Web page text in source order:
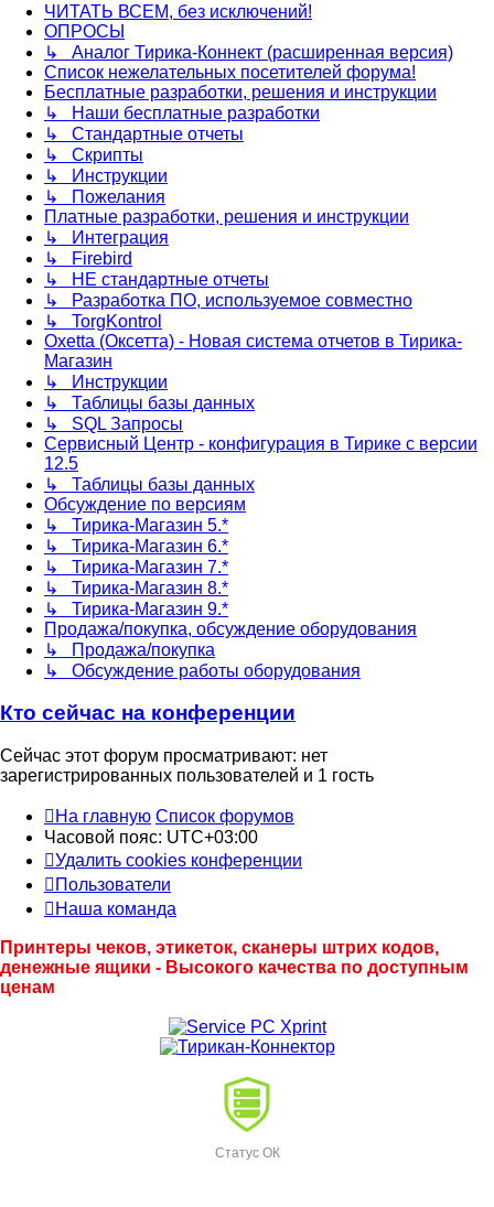
ЧИТАТЬ ВСЕМ, без исключений!
ОПРОСЫ
↳ Аналог Тирика-Коннект (расширенная версия)
Список нежелательных посетителей форума!
Бесплатные разработки, решения и инструкции
↳ Наши бесплатные разработки
↳ Стандартные отчеты
↳ Скрипты
↳ Инструкции
↳ Пожелания
Платные разработки, решения и инструкции
↳ Интеграция
↳ Firebird
↳ НЕ стандартные отчеты
↳ Разработка ПО, используемое совместно
↳ TorgKontrol
Oxetta (Оксетта) - Новая система отчетов в Тирика-
Магазин
↳ Инструкции
↳ Таблицы базы данных
↳ SQL Запросы
Сервисный Центр - конфигурация в Тирике с версии
12.5
↳ Таблицы базы данных
Обсуждение по версиям
↳ Тирика-Магазин 5.*
↳ Тирика-Магазин 6.*
↳ Тирика-Магазин 7.*
↳ Тирика-Магазин 8.*
↳ Тирика-Магазин 9.*
Продажа/покупка, обсуждение оборудования
↳ Продажа/покупка
↳ Обсуждение работы оборудования
Кто сейчас на конференции
Сейчас этот форум просматривают: нет
зарегистрированных пользователей и 1 гость
На главную Список форумов
Часовой пояс: UTC+03:00
Удалить cookies конференции
Пользователи
Наша команда
Принтеры чеков, этикеток, сканеры штрих кодов,
денежные ящики - Высокого качества по доступным
ценам
Статус ОК